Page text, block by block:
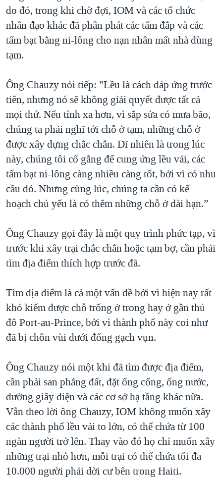
do đó, trong khi chờ đợi, IOM và các tổ chức
nhân đạo khác đã phân phát các tấm đắp và các
tấm bạt bằng ni-lông cho nạn nhân mất nhà dùng
tạm.
Ông Chauzy nói tiếp: "Lều là cách đáp ứng trước
tiên, nhưng nó sẽ không giải quyết được tất cả
mọi thứ. Nếu tính xa hơn, vì sắp sửa có mưa bão,
chúng ta phải nghĩ tới chỗ ở tạm, những chỗ ở
được xây dựng chắc chắn. Dĩ nhiên là trong lúc
này, chúng tôi cố gắng để cung ứng lều vải, các
tấm bạt ni-lông càng nhiều càng tốt, bởi vì có nhu
cầu đó. Nhưng cùng lúc, chúng ta cần có kế
hoạch chủ yếu là có thêm những chỗ ở dài hạn.”
Ông Chauzy gọi đây là một quy trình phức tạp, vì
trước khi xây trại chắc chắn hoặc tạm bợ, cần phải
tìm địa điểm thích hợp trước đã.
Tìm địa điểm là cả một vấn đề bởi vì hiện nay rất
khó kiếm được chỗ trống ở trong hay ở gần thủ
đô Port-au-Prince, bởi vì thành phố này coi như
đã bị chôn vùi dưới đống gạch vụn.
Ông Chauzy nói một khi đã tìm được địa điểm,
cần phải san phẳng đất, đặt ống cống, ống nước,
dường giây điện và các cơ sở hạ tầng khác nữa.
Vẫn theo lời ông Chauzy, IOM không muốn xây
các thành phố lều vải to lớn, có thể chứa từ 100
ngàn người trở lên. Thay vào đó họ chỉ muốn xây
những trại nhỏ hơn, mỗi trại có thể chứa tối đa
10.000 người phải dời cư bên trong Haiti.